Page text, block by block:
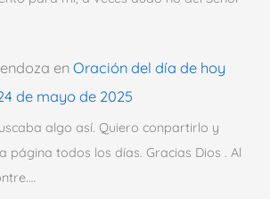
en Oración del día de hoy
de mayo de 2025
algo así. Quiero conpartirlo y
página todos los días. Gracias Dios . Al